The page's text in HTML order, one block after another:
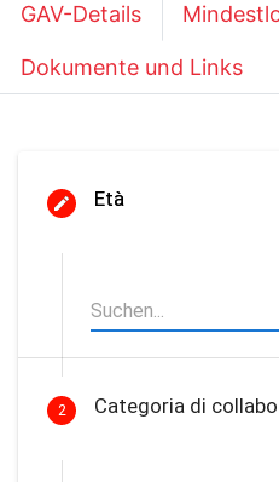
GAV-Details
Dokumente und Links
Età
2 Categoria di